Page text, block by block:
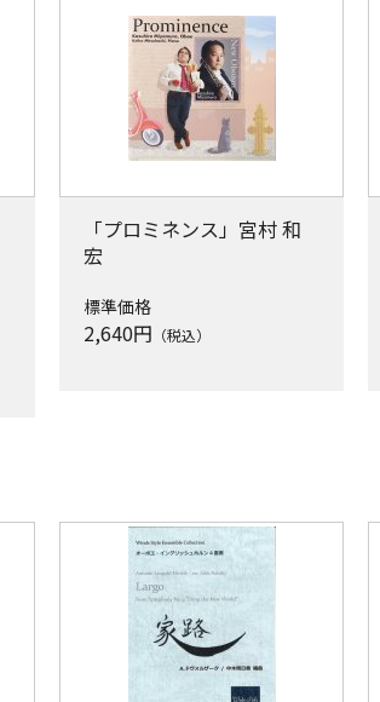
「プロミネンス」宮村 和
宏
標準価格
2,640円 （税込）